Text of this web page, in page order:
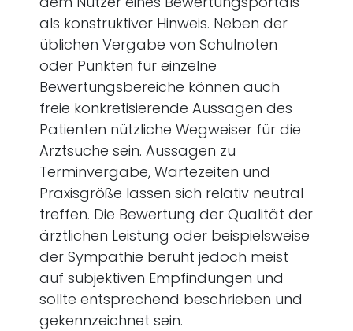
als konstruktiver Hinweis. Neben der
üblichen Vergabe von Schulnoten
oder Punkten für einzelne
Bewertungsbereiche können auch
freie konkretisierende Aussagen des
Patienten nützliche Wegweiser für die
Arztsuche sein. Aussagen zu
Terminvergabe, Wartezeiten und
Praxisgröße lassen sich relativ neutral
treffen. Die Bewertung der Qualität der
ärztlichen Leistung oder beispielsweise
der Sympathie beruht jedoch meist
auf subjektiven Empfindungen und
sollte entsprechend beschrieben und
gekennzeichnet sein.